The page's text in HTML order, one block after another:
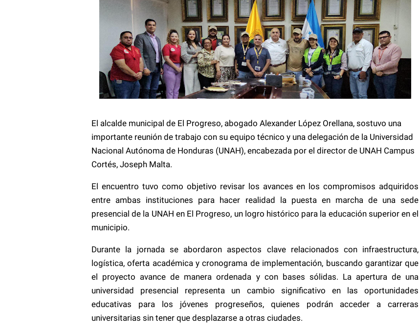
El alcalde municipal de El Progreso, abogado Alexander López Orellana, sostuvo una
importante reunión de trabajo con su equipo técnico y una delegación de la Universidad
Nacional Autónoma de Honduras (UNAH), encabezada por el director de UNAH Campus
Cortés, Joseph Malta.
El encuentro tuvo como objetivo revisar los avances en los compromisos adquiridos
entre ambas instituciones para hacer realidad la puesta en marcha de una sede
presencial de la UNAH en El Progreso, un logro histórico para la educación superior en el
municipio.
Durante la jornada se abordaron aspectos clave relacionados con infraestructura,
logística, oferta académica y cronograma de implementación, buscando garantizar que
el proyecto avance de manera ordenada y con bases sólidas. La apertura de una
universidad presencial representa un cambio significativo en las oportunidades
educativas para los jóvenes progreseños, quienes podrán acceder a carreras
universitarias sin tener que desplazarse a otras ciudades.